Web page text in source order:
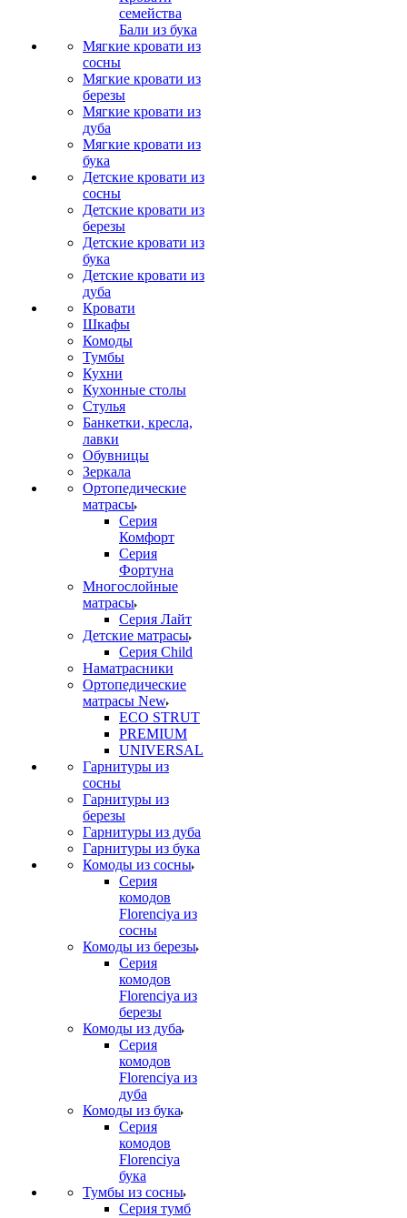
семейства
Бали из бука
Мягкие кровати из
сосны
Мягкие кровати из
березы
Мягкие кровати из
дуба
Мягкие кровати из
бука
Детские кровати из
сосны
Детские кровати из
березы
Детские кровати из
бука
Детские кровати из
дуба
Кровати
Шкафы
Комоды
Тумбы
Кухни
Кухонные столы
Стулья
Банкетки, кресла,
лавки
Обувницы
Зеркала
Ортопедические
матрасы
Серия
Комфорт
Серия
Фортуна
Многослойные
матрасы
Серия Лайт
Детские матрасы
Серия Child
Наматрасники
Ортопедические
матрасы New
ECO STRUT
PREMIUM
UNIVERSAL
Гарнитуры из
сосны
Гарнитуры из
березы
Гарнитуры из дуба
Гарнитуры из бука
Комоды из сосны
Серия
комодов
Florenciya из
сосны
Комоды из березы
Серия
комодов
Florenciya из
березы
Комоды из дуба
Серия
комодов
Florenciya из
дуба
Комоды из бука
Серия
комодов
Florenciya
бука
Тумбы из сосны
Серия тумб